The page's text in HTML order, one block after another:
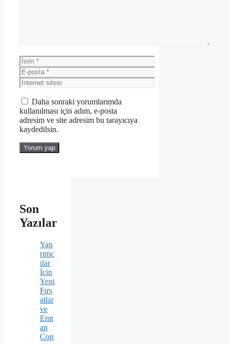
İsim
E-
posta
İnternet
sitesi
Daha sonraki yorumlarımda
kullanılması için adım, e-posta
adresim ve site adresim bu tarayıcıya
kaydedilsin.
Son
Yazılar
Yatı
rımc
ılar
İçin
Yeni
Fırs
atlar
ve
Emt
an
Con